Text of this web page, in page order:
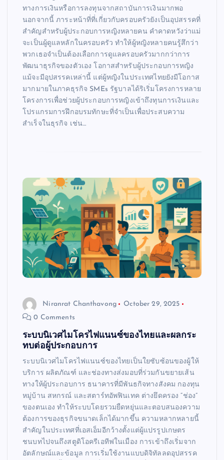
ทางการเงินหรือการลงทุนจากสถาบันการเงินมากพอ
นอกจากนี้ ภาระหน้าที่ที่เกี่ยวกับครอบครัวยังเป็นอุปสรรคที่
สำคัญสำหรับผู้ประกอบการหญิงหลายคน คำคาดหวังว่าแม่
จะเป็นผู้ดูแลหลักในครอบครัว ทำให้ผู้หญิงหลายคนรู้สึกว่า
พวกเธอจำเป็นต้องเลือกการดูแลครอบครัวมากกว่าการ
พัฒนาธุรกิจของตัวเอง โอกาสสำหรับผู้ประกอบการหญิง
แม้จะมีอุปสรรคเหล่านี้ แต่ผู้หญิงในประเทศไทยยังมีโอกาส
มากมายในภาคธุรกิจ SMEs รัฐบาลได้ริเริ่มโครงการหลาย
โครงการเพื่อช่วยผู้ประกอบการหญิงเข้าถึงทุนการเงินและ
โปรแกรมการฝึกอบรมทักษะที่จำเป็นเพื่อประสบความ
สำเร็จในธุรกิจ เช่น…
Niranrat Chanthavong
October 29, 2025
0 Comments
ระบบนิเวศไมโครไฟแนนซ์ของไทยและผลกระ
ทบต่อผู้ประกอบการ
ระบบนิเวศไมโครไฟแนนซ์ของไทยเป็นใยซับซ้อนของผู้ให้
บริการ ผลิตภัณฑ์ และช่องทางส่งมอบที่ร่วมกันขยายเส้น
ทางให้ผู้ประกอบการ ธนาคารที่มีพันธกิจทางสังคม กองทุน
หมู่บ้าน สหกรณ์ และสตาร์ทอัพฟินเทค ต่างยึดครอง “ช่อง”
ของตนเอง ทำให้ระบบโดยรวมยืดหยุ่นและตอบสนองความ
ต้องการของธุรกิจขนาดเล็กได้มากขึ้น ความหลากหลายนี้
สำคัญในประเทศที่เอสเอ็มอีกว้างตั้งแต่ผู้แปรรูปเกษตร
ชนบทไปจนถึงสตูดิโอครีเอทีฟในเมือง การเข้าถึงเริ่มจาก
อัตลักษณ์และข้อมูล การเริ่มใช้งานแบบดิจิทัลลดอุปสรรค